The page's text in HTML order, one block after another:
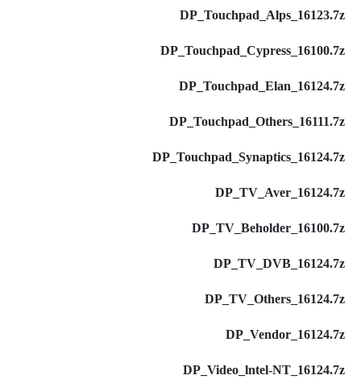
DP_Touchpad_Alps_16123.7z
DP_Touchpad_Cypress_16100.7z
DP_Touchpad_Elan_16124.7z
DP_Touchpad_Others_16111.7z
DP_Touchpad_Synaptics_16124.7z
DP_TV_Aver_16124.7z
DP_TV_Beholder_16100.7z
DP_TV_DVB_16124.7z
DP_TV_Others_16124.7z
DP_Vendor_16124.7z
DP_Video_lntel-NT_16124.7z